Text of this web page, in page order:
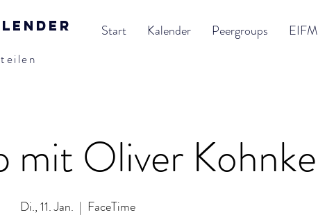
Start Kalender Peergroups EIFM
mit Oliver Kohnke
Di., 11. Jan.
  |
FaceTime